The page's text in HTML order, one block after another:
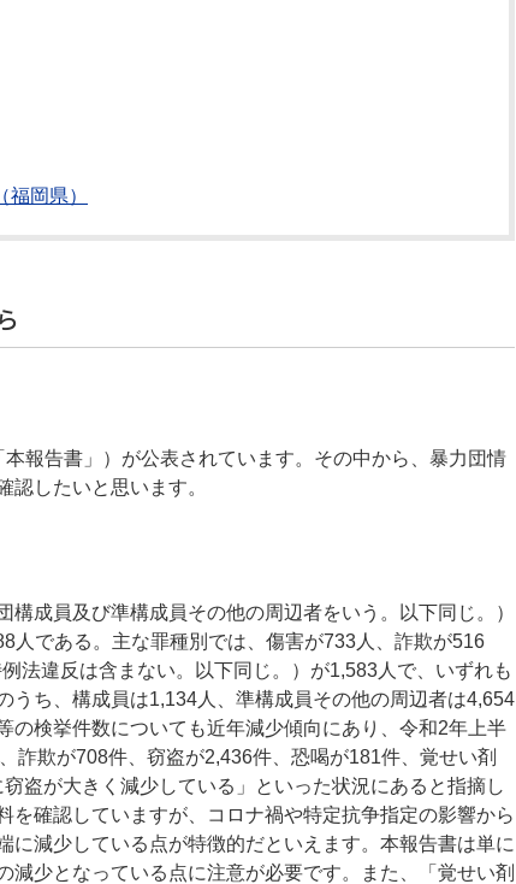
岡県）
報告書」）が公表されています。その中から、暴力団情
したいと思います。
成員及び準構成員その他の周辺者をいう。以下同じ。）
人である。主な罪種別では、傷害が733人、詐欺が516
法違反は含まない。以下同じ。）が1,583人で、いずれも
ち、構成員は1,134人、準構成員その他の周辺者は4,654
の検挙件数についても近年減少傾向にあり、令和2年上半
詐欺が708件、窃盗が2,436件、恐喝が181件、覚せい剤
盗が大きく減少している」といった状況にあると指摘し
確認していますが、コロナ禍や特定抗争指定の影響から
減少している点が特徴的だといえます。本報告書は単に
減少となっている点に注意が必要です。また、「覚せい剤